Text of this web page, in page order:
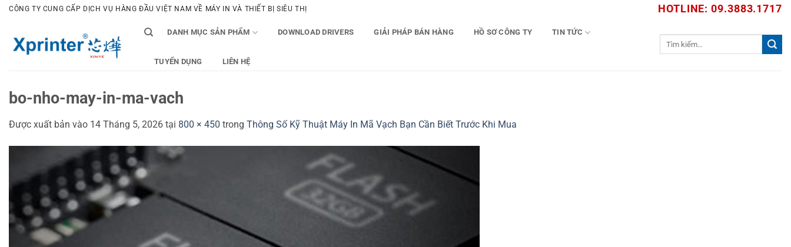
Bỏ
dung
CÔNG TY CUNG CẤP DỊCH VỤ HÀNG ĐẦU VIỆT NAM VỀ MÁY IN VÀ THIẾT BỊ SIÊU THỊ HOTLINE: 09.3883.1717
DANH MỤC SẢN PHẨM DOWNLOAD DRIVERS GIẢI PHÁP BÁN HÀNG HỒ SƠ CÔNG TY TIN TỨC
TUYỂN DỤNG LIÊN HỆ
bo-nho-may-in-ma-vach
Được xuất bản vào 14 Tháng 5, 2026 tại 800 × 450 trong Thông Số Kỹ Thuật Máy In Mã Vạch Bạn Cần Biết Trước Khi Mua